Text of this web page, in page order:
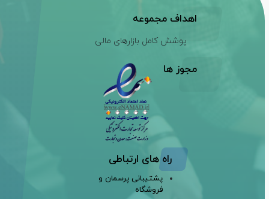
اهداف مجموعه
پوشش کامل بازارهای مالی
مجوز ها
راه های ارتباطی
پشتیبانی پرسمان و
فروشگاه